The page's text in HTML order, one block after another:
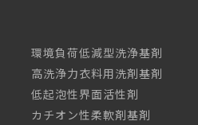
環境負荷低減型洗浄基剤
高洗浄力衣料用洗剤基剤
低起泡性界面活性剤
カチオン性柔軟剤基剤